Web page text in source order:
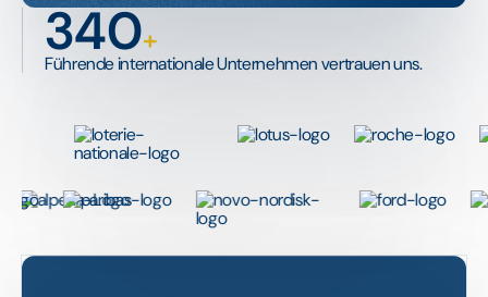
340+
Führende internationale Unternehmen vertrauen uns.